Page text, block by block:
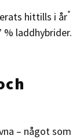
hittills i år*
% laddhybrider.
– något som